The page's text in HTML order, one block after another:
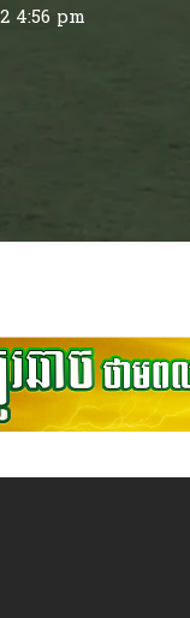
4:56 pm